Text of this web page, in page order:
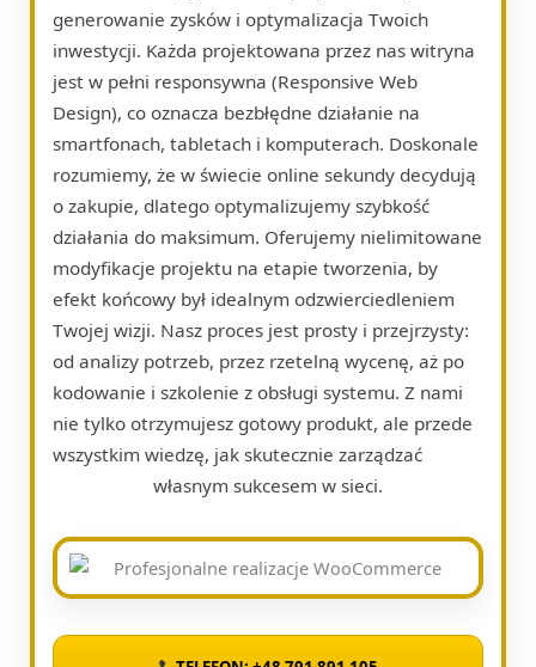
generowanie zysków i optymalizacja Twoich
inwestycji. Każda projektowana przez nas witryna
jest w pełni responsywna (Responsive Web
Design), co oznacza bezbłędne działanie na
smartfonach, tabletach i komputerach. Doskonale
rozumiemy, że w świecie online sekundy decydują
o zakupie, dlatego optymalizujemy szybkość
działania do maksimum. Oferujemy nielimitowane
modyfikacje projektu na etapie tworzenia, by
efekt końcowy był idealnym odzwierciedleniem
Twojej wizji. Nasz proces jest prosty i przejrzysty:
od analizy potrzeb, przez rzetelną wycenę, aż po
kodowanie i szkolenie z obsługi systemu. Z nami
nie tylko otrzymujesz gotowy produkt, ale przede
wszystkim wiedzę, jak skutecznie zarządzać
własnym sukcesem w sieci.